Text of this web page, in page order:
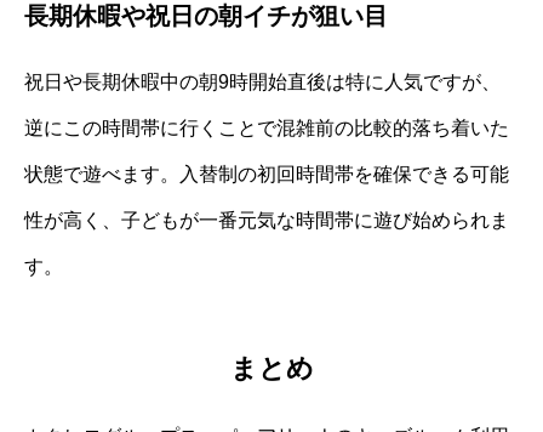
長期休暇や祝日の朝イチが狙い目
祝日や長期休暇中の朝9時開始直後は特に人気ですが、
逆にこの時間帯に行くことで混雑前の比較的落ち着いた
状態で遊べます。入替制の初回時間帯を確保できる可能
性が高く、子どもが一番元気な時間帯に遊び始められま
す。
まとめ